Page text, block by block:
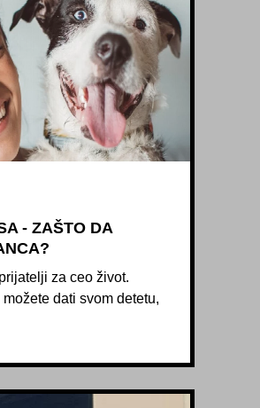
- ZAŠTO DA
za ceo život.
dati svom detetu,